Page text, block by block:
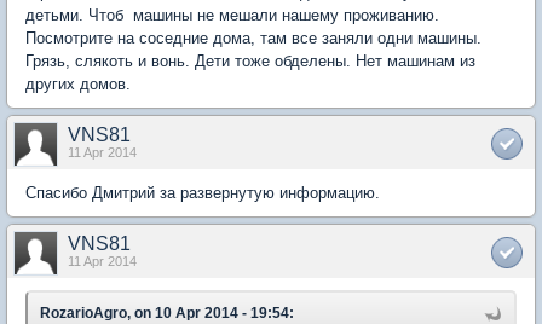
детьми. Чтоб машины не мешали нашему проживанию.
Посмотрите на соседние дома, там все заняли одни машины.
Грязь, слякоть и вонь. Дети тоже обделены. Нет машинам из
других домов.
VNS81
11 Apr 2014
Спасибо Дмитрий за развернутую информацию.
VNS81
11 Apr 2014
RozarioAgro, on 10 Apr 2014 - 19:54: